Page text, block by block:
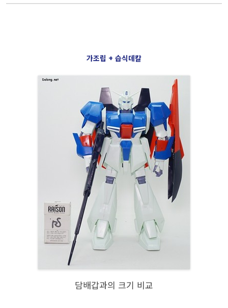
가조립 + 습식데칼
담배갑과의 크기 비교